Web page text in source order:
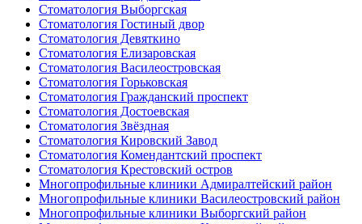
Стоматология Выборгская
Стоматология Гостиный двор
Стоматология Девяткино
Стоматология Елизаровская
Стоматология Василеостровская
Стоматология Горьковская
Стоматология Гражданский проспект
Стоматология Достоевская
Стоматология Звёздная
Стоматология Кировский Завод
Стоматология Комендантский проспект
Стоматология Крестовский остров
Многопрофильные клиники Адмиралтейский район
Многопрофильные клиники Василеостровский район
Многопрофильные клиники Выборгский район